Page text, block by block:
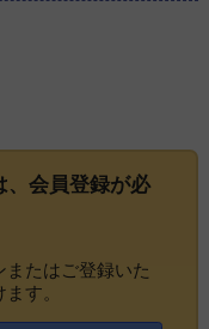
会員登録が必
またはご登録いた
す。